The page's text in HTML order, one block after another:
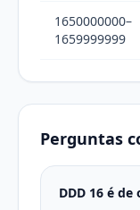
1650000000–
1659999999
Perguntas
DDD 16 é de